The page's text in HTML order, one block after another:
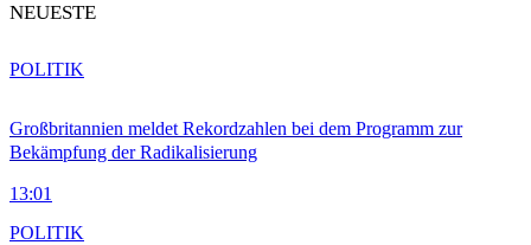
NEUESTE
Großbritannien meldet Rekordzahlen bei dem Programm zur
Bekämpfung der Radikalisierung
13:01
POLITIK
POLITIK